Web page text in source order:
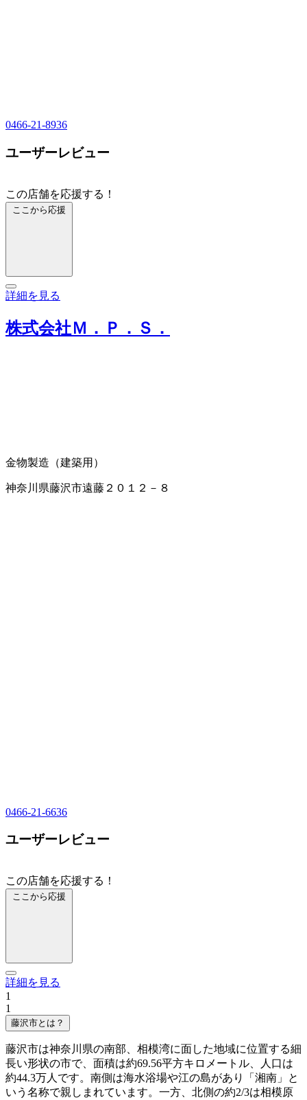
0466-21-8936
ユーザーレビュー
この店舗を応援する！
ここから応援
詳細を見る
株式会社Ｍ．Ｐ．Ｓ．
金物製造（建築用）
神奈川県藤沢市遠藤２０１２－８
0466-21-6636
ユーザーレビュー
この店舗を応援する！
ここから応援
詳細を見る
1
1
藤沢市とは？
藤沢市は神奈川県の南部、相模湾に面した地域に位置する細
長い形状の市で、面積は約69.56平方キロメートル、人口は
約44.3万人です。南側は海水浴場や江の島があり「湘南」と
いう名称で親しまれています。一方、北側の約2/3は相模原